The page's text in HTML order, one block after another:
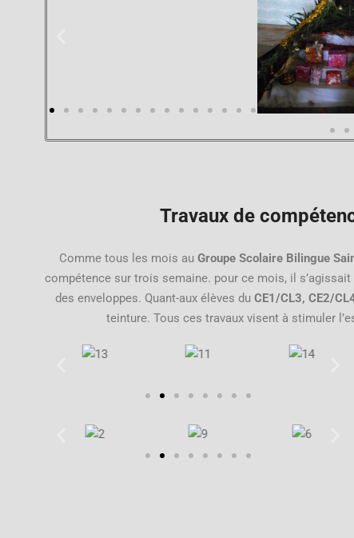
Travaux de
Comme tous les mois au Groupe Scolaire Bilingue
compétence sur trois semaine. pour ce mois, il
des enveloppes. Quant-aux élèves du CE1/CL3, CE2/
teinture. Tous ces travaux visent à stimuler